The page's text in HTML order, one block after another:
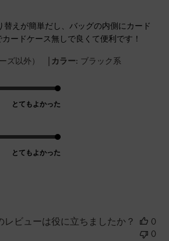
替えが簡単だし、バッグの内側にカード
ードケース無しで良くて便利です！
ズ以外） | カラー: ブラック系
とてもよかった
とてもよかった
レビューは役に立ちましたか？
0
0